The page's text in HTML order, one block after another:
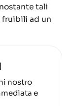
tali
fruibili ad un
nostro
e